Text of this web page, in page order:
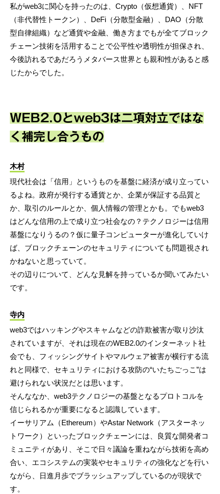
私がweb3に関心を持ったのは、Crypto（仮想通貨）、NFT
（非代替性トークン）、DeFi（分散型金融）、DAO（分散
型自律組織）など通貨や金融、働き方までもが全てブロック
チェーン技術を活用することで公平性や透明性が担保され、
今後訪れるであだろうメタバース世界とも親和性があると感
じたからでした。
WEB2.0とweb3は二項対立ではな
く補完し合うもの
木村
現代社会は「信用」というものを基盤に経済が成り立ってい
るよね。政府が発行する通貨とか、企業が保証する品質と
か、取引のルールとか、個人情報の管理とかも。でもweb3
はどんな信用の上で成り立つ社会なの？テクノロジーは信用
基盤になりうるの？仮に量子コンピューターが進化していけ
ば、ブロックチェーンのセキュリティについても問題視され
かねないと思っていて。
その辺りについて、どんな見解を持っているか聞いてみたい
です。
寺内
web3ではハッキングやスキャムなどの詐欺被害が取り沙汰
されていますが、それは現在のWEB2.0のインターネット社
会でも、フィッシングサイトやマルウェア被害が横行する流
れと同様で、セキュリティにおける攻防の“いたちごっこ”は
避けられない状況だとは思います。
そんななか、web3テクノロジーの基盤となるプロトコルを
信じられるかが重要になると認識しています。
イーサリアム（Ethereum）やAstar Network（アスターネッ
トワーク）といったブロックチェーンには、良質な開発者コ
ミュニティがあり、そこで日々議論を重ねながら技術を高め
合い、エコシステムの実装やセキュリティの強化などを行い
ながら、日進月歩でブラッシュアップしているのが現状で
す。